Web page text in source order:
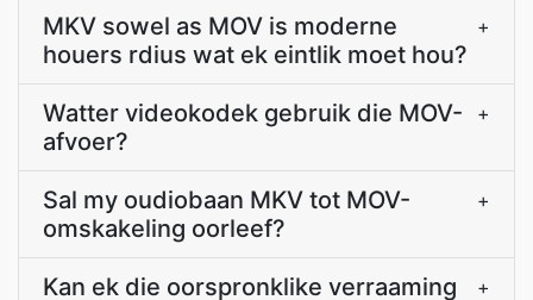
MKV sowel as MOV is moderne
houers rdius wat ek eintlik moet hou?
+
Watter videokodek gebruik die MOV-
afvoer?
+
Sal my oudiobaan MKV tot MOV-
omskakeling oorleef?
+
Kan ek die oorspronklike verraaming
+